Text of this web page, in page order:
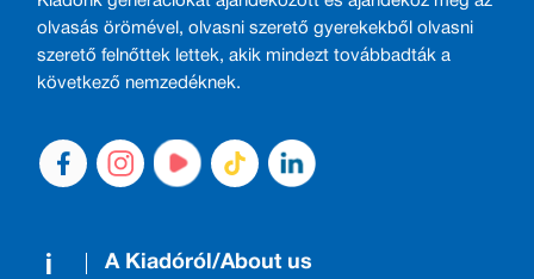
olvasás örömével, olvasni szerető gyerekekből olvasni
szerető felnőttek lettek, akik mindezt továbbadták a
következő nemzedéknek.
A Kiadóról/About us